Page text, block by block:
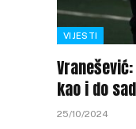
VIJESTI
kao i do
25/10/2024